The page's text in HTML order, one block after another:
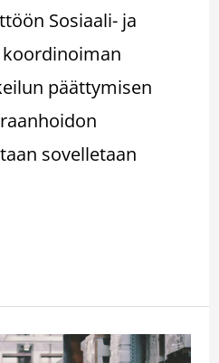
Sosiaali- ja
päättymisen
sovelletaan